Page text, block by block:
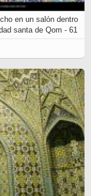
en un salón dentro
santa de Qom - 61